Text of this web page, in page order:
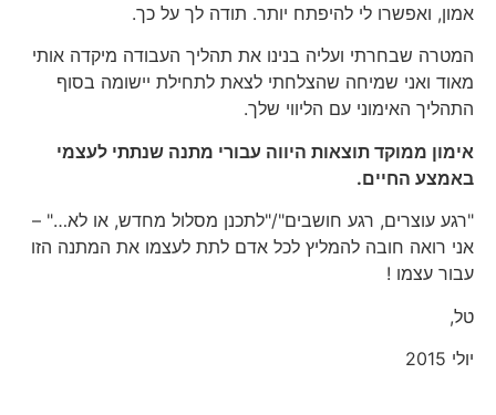
אמון, ואפשרו לי להיפתח יותר. תודה לך על כך.
המטרה שבחרתי ועליה בנינו את תהליך העבודה מיקדה אותי
מאוד ואני שמיחה שהצלחתי לצאת לתחילת יישומה בסוף
התהליך האימוני עם הליווי שלך.
אימון ממוקד תוצאות היווה עבורי מתנה שנתתי לעצמי
באמצע החיים.
"רגע עוצרים, רגע חושבים"/"לתכנן מסלול מחדש, או לא…" –
אני רואה חובה להמליץ לכל אדם לתת לעצמו את המתנה הזו
עבור עצמו !
טל,
יולי 2015